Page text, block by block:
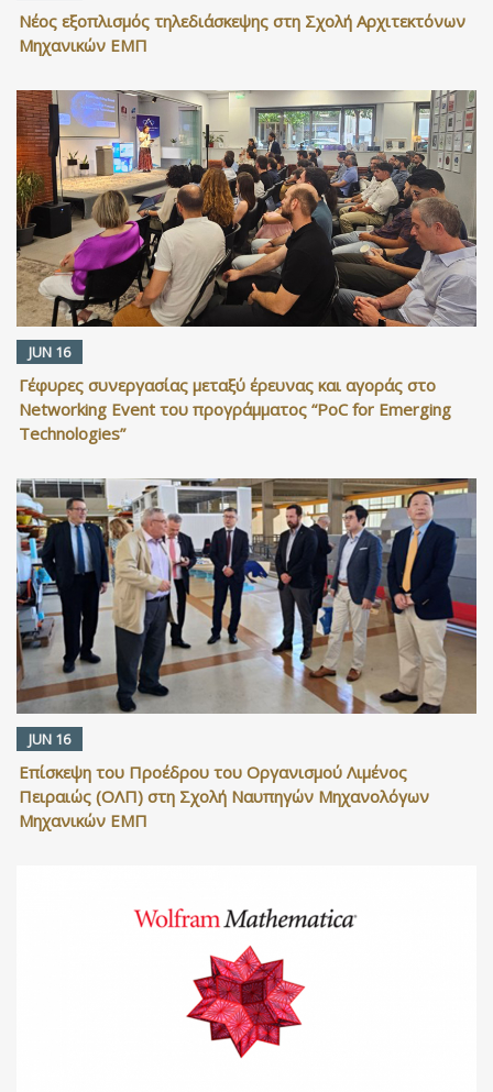
Νέος εξοπλισμός τηλεδιάσκεψης στη Σχολή Αρχιτεκτόνων
Μηχανικών ΕΜΠ
JUN 16
Γέφυρες συνεργασίας μεταξύ έρευνας και αγοράς στο
Networking Event του προγράμματος “PoC for Emerging
Technologies”
JUN 16
Επίσκεψη του Προέδρου του Οργανισμού Λιμένος
Πειραιώς (ΟΛΠ) στη Σχολή Ναυπηγών Μηχανολόγων
Μηχανικών ΕΜΠ